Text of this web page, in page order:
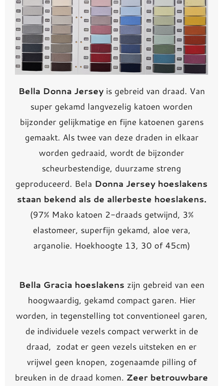
Bella Donna Jerseyis gebreid van draad. Van
super gekamd langvezelig katoen worden
bijzonder gelijkmatige en fijne katoenen garens
gemaakt. Als twee van deze draden in elkaar
worden gedraaid, wordt de bijzonder
scheurbestendige, duurzame streng
geproduceerd. Bela Donna Jersey hoeslakens
staan bekend als de allerbeste hoeslakens.
(97% Mako katoen 2-draads getwijnd, 3%
elastomeer, superfijn gekamd, aloe vera,
arganolie. Hoekhoogte 13, 30 of 45cm)
Bella Gracia hoeslakens zijn gebreid van een
hoogwaardig, gekamd compact garen. Hier
worden, in tegenstelling tot conventioneel garen,
de individuele vezels compact verwerkt in de
draad, zodat er geen vezels uitsteken en er
vrijwel geen knopen, zogenaamde pilling of
breuken in de draad komen. Zeer betrouwbare